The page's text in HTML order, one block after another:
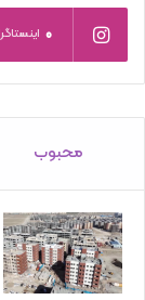
0
محبوب